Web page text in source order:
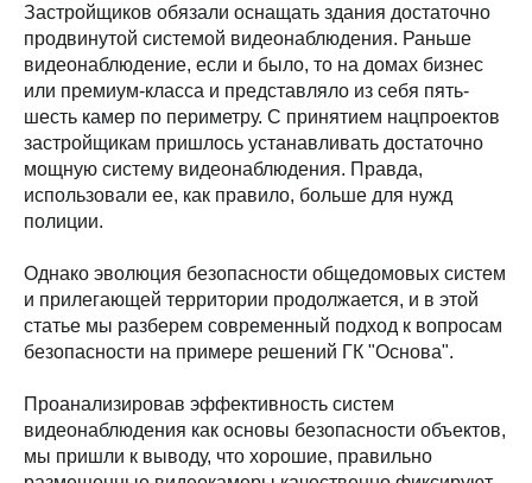
Застройщиков обязали оснащать здания достаточно
продвинутой системой видеонаблюдения. Раньше
видеонаблюдение, если и было, то на домах бизнес
или премиум-класса и представляло из себя пять-
шесть камер по периметру. С принятием нацпроектов
застройщикам пришлось устанавливать достаточно
мощную систему видеонаблюдения. Правда,
использовали ее, как правило, больше для нужд
полиции.
Однако эволюция безопасности общедомовых систем
и прилегающей территории продолжается, и в этой
статье мы разберем современный подход к вопросам
безопасности на примере решений ГК "Основа".
Проанализировав эффективность систем
видеонаблюдения как основы безопасности объектов,
мы пришли к выводу, что хорошие, правильно